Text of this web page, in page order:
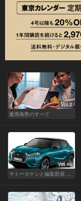
Vol.2
慶應義塾のすべて
Vol.46